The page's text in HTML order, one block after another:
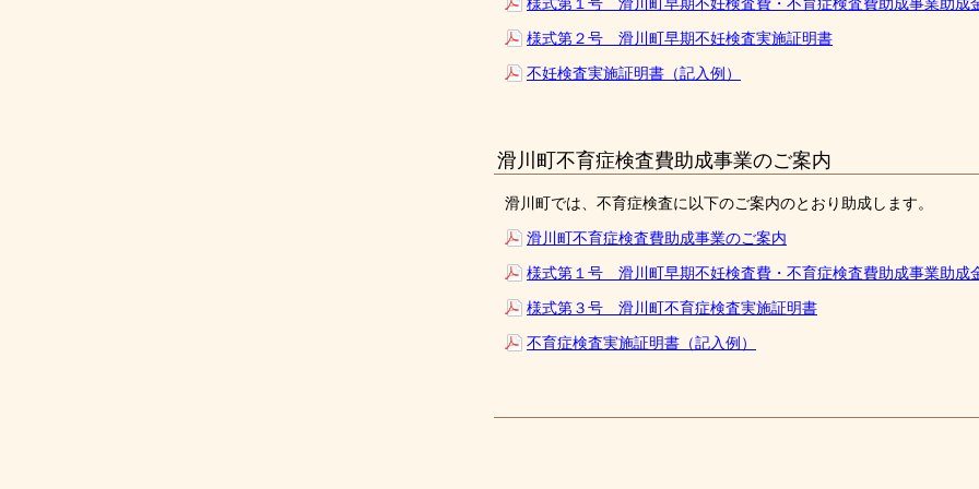
様式第２号 滑川町早期不妊検査実施証明書
不妊検査実施証明書（記入例）
滑川町不育症検査費助成事業のご案内
滑川町では、不育症検査に以下のご案内のとおり助成します。
滑川町不育症検査費助成事業のご案内
様式第１号 滑川町早期不妊検査費・不育症検査費助成事業助成
様式第３号 滑川町不育症検査実施証明書
不育症検査実施証明書（記入例）